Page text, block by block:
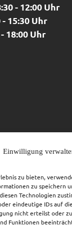
Einwilligung
zu bieten,
zu speichern
Technologien
eindeutige IDs auf
nicht erteilst oder
Funktionen
- 12:00 Uhr
- 15:30 Uhr
18:00 Uhr
Barrierefreiheit
40